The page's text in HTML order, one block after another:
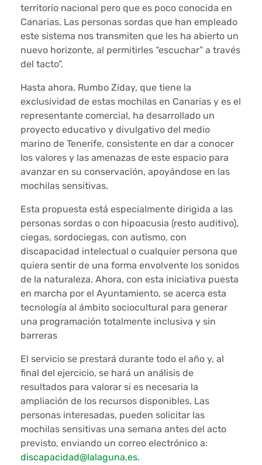
s
e
r
v
i
c
i
o
d
e
m
o
c
h
i
l
a
s
s
territorio nacional pero que es poco conocida en
Canarias. Las personas sordas que han empleado
este sistema nos transmiten que les ha abierto un
nuevo horizonte, al permitirles “escuchar” a través
del tacto”.
Hasta ahora, Rumbo Ziday, que tiene la
exclusividad de estas mochilas en Canarias y es el
representante comercial, ha desarrollado un
proyecto educativo y divulgativo del medio
marino de Tenerife, consistente en dar a conocer
los valores y las amenazas de este espacio para
avanzar en su conservación, apoyándose en las
mochilas sensitivas.
Esta propuesta está especialmente dirigida a las
personas sordas o con hipoacusia (resto auditivo),
ciegas, sordociegas, con autismo, con
discapacidad intelectual o cualquier persona que
quiera sentir de una forma envolvente los sonidos
de la naturaleza. Ahora, con esta iniciativa puesta
en marcha por el Ayuntamiento, se acerca esta
tecnología al ámbito sociocultural para generar
una programación totalmente inclusiva y sin
barreras
El servicio se prestará durante todo el año y, al
final del ejercicio, se hará un análisis de
resultados para valorar si es necesaria la
ampliación de los recursos disponibles. Las
personas interesadas, pueden solicitar las
mochilas sensitivas una semana antes del acto
previsto, enviando un correo electrónico a:
discapacidad@lalaguna.es.